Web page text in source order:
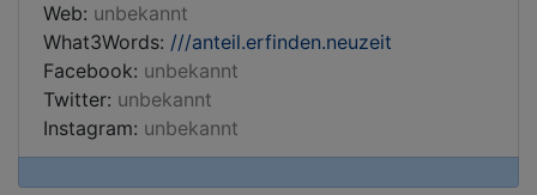
Web: unbekannt
What3Words: ///anteil.erfinden.neuzeit
Facebook: unbekannt
Twitter: unbekannt
Instagram: unbekannt